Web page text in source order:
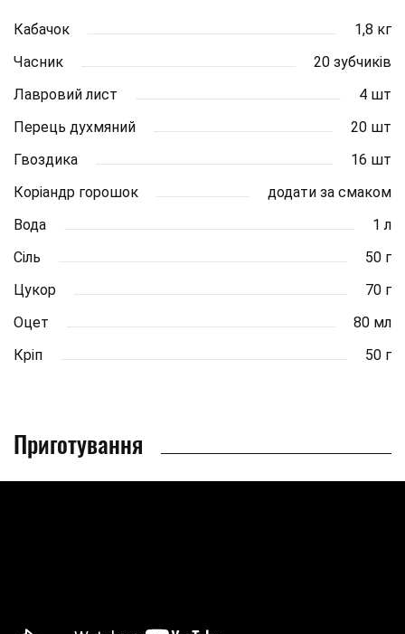
Кабачок
1,8 кг
Часник
20 зубчиків
Лавровий лист
4 шт
Перець духмяний
20 шт
Гвоздика
16 шт
Коріандр горошок
додати за смаком
Вода
1 л
Сіль
50 г
Цукор
70 г
Оцет
80 мл
Кріп
50 г
Приготування